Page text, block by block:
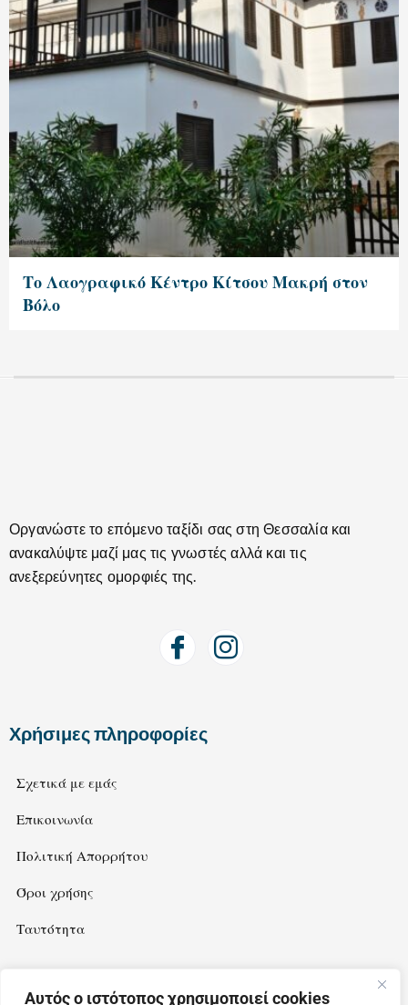
Αυτός ο ιστότοπος χρησιμοποιεί cookies
Το Λαογραφικό Κέντρο Κίτσου Μακρή στον
Βόλο
Οργανώστε το επόμενο ταξίδι σας στη Θεσσαλία και
ανακαλύψτε μαζί μας τις γνωστές αλλά και τις
ανεξερεύνητες ομορφιές της.
Χρήσιμες πληροφορίες
Σχετικά με εμάς
Επικοινωνία
Πολιτική Απορρήτου
Όροι χρήσης
Ταυτότητα